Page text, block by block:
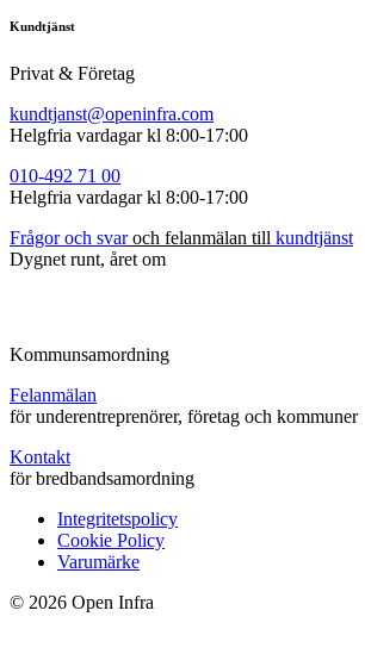
Kundtjänst
Privat & Företag
kundtjanst@openinfra.com
Helgfria vardagar kl 8:00-17:00
010-492 71 00
Helgfria vardagar kl 8:00-17:00
Frågoroch svaroch felanmälan till kundtjänst
Dygnet runt, året om
Kommunsamordning
Felanmälan
för underentreprenörer, företag och kommuner
Kontakt
för bredbandsamordning
Integritetspolicy
Cookie Policy
Varumärke
© 2026 Open Infra